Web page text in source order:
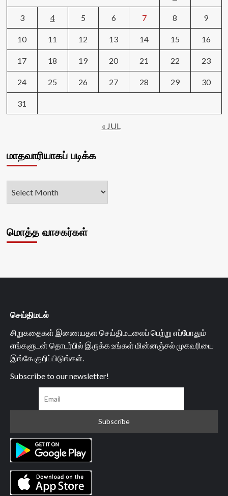
3 4 5 6 7 8 9
10 11 12 13 14 15 16
17 18 19 20 21 22 23
24 25 26 27 28 29 30
31
« JUL
மாதவாரியாகப் படிக்க
மொத்த வாசகர்கள்
செய்திமடல்
சிறுகதைகள் இணையதள செய்திமடலைப் பெற்று எப்போதும்
எங்களுடன் தொடர்பில் இருக்க உங்கள் மின்னஞ்சல் முகவரியை
இங்கே குறிப்பிடுங்கள்.
Subscribe to our newsletter!